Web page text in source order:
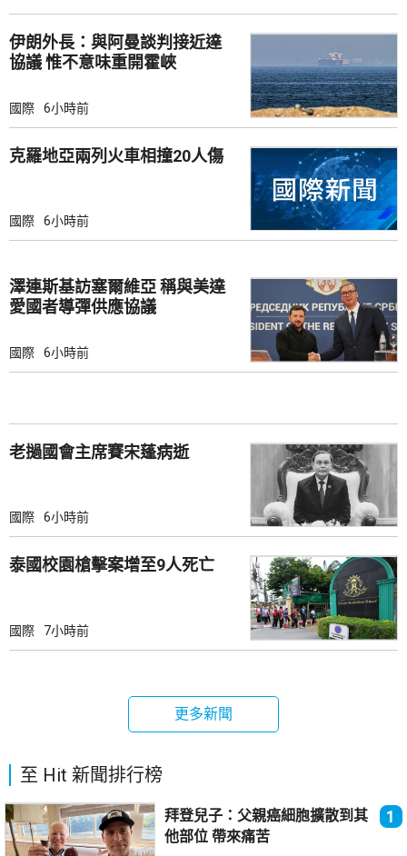
伊朗外長：與阿曼談判接近達
協議 惟不意味重開霍峽
國際 6小時前
克羅地亞兩列火車相撞20人傷
國際 6小時前
澤連斯基訪塞爾維亞 稱與美達
愛國者導彈供應協議
國際 6小時前
老撾國會主席賽宋蓬病逝
國際 6小時前
泰國校園槍擊案增至9人死亡
國際 7小時前
更多新聞
至 Hit 新聞排行榜
拜登兒子：父親癌細胞擴散到其
他部位 帶來痛苦
1